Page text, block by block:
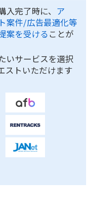
入完了時に、 ア
案件/広告最適化等
案を受ける ことが
いサービスを選択
ストいただけます